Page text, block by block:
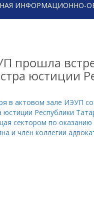
ИНФОРМАЦИОННО-
прошла
юстиции
в актовом зале ИЭУП
юстиции Республики
сектором по
и член коллегии